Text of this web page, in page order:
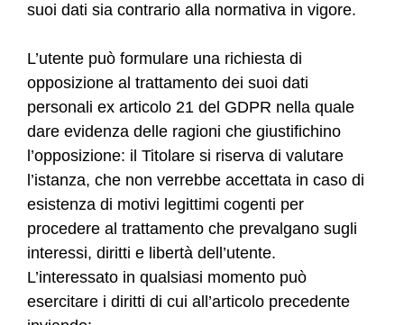
suoi dati sia contrario alla normativa in vigore.
L’utente può formulare una richiesta di
opposizione al trattamento dei suoi dati
personali ex articolo 21 del GDPR nella quale
dare evidenza delle ragioni che giustifichino
l’opposizione: il Titolare si riserva di valutare
l’istanza, che non verrebbe accettata in caso di
esistenza di motivi legittimi cogenti per
procedere al trattamento che prevalgano sugli
interessi, diritti e libertà dell’utente.
L’interessato in qualsiasi momento può
esercitare i diritti di cui all’articolo precedente